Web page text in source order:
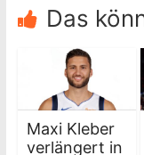
Das
Maxi Kleber
verlängert in